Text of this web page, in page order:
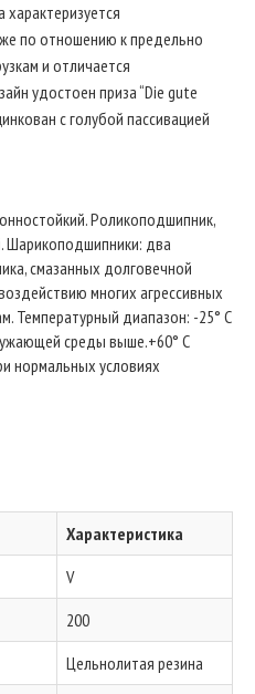
по отношению к предельно
и отличается
удостоен приза “Die gute
с голубой пассивацией
Роликоподшипник,
Шарикоподшипники: два
смазанных долговечной
многих агрессивных
Температурный диапазон: -25° C
среды выше.+60° C
нормальных условиях
Характеристика
V
200
Цельнолитая резина